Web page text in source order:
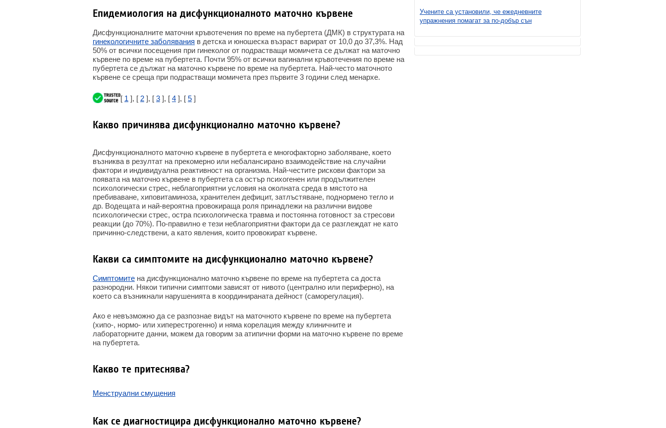
Учените са установили, че ежедневните
упражнения помагат за по-добър сън
Епидемиология на дисфункционалното маточно кървене
Дисфункционалните маточни кръвотечения по време на пубертета (ДМК) в структурата на
гинекологичните заболявания в детска и юношеска възраст варират от 10,0 до 37,3%. Над
50% от всички посещения при гинеколог от подрастващи момичета се дължат на маточно
кървене по време на пубертета. Почти 95% от всички вагинални кръвотечения по време на
пубертета се дължат на маточно кървене по време на пубертета. Най-често маточното
кървене се среща при подрастващи момичета през първите 3 години след менархе.
[ 1 ], [ 2 ], [ 3 ], [ 4 ], [ 5 ]
Какво причинява дисфункционално маточно кървене?
Дисфункционалното маточно кървене в пубертета е многофакторно заболяване, което
възниква в резултат на прекомерно или небалансирано взаимодействие на случайни
фактори и индивидуална реактивност на организма. Най-честите рискови фактори за
появата на маточно кървене в пубертета са остър психогенен или продължителен
психологически стрес, неблагоприятни условия на околната среда в мястото на
пребиваване, хиповитаминоза, хранителен дефицит, затлъстяване, поднормено тегло и
др. Водещата и най-вероятна провокираща роля принадлежи на различни видове
психологически стрес, остра психологическа травма и постоянна готовност за стресови
реакции (до 70%). По-правилно е тези неблагоприятни фактори да се разглеждат не като
причинно-следствени, а като явления, които провокират кървене.
Какви са симптомите на дисфункционално маточно кървене?
Симптомите на дисфункционално маточно кървене по време на пубертета са доста
разнородни. Някои типични симптоми зависят от нивото (централно или периферно), на
което са възникнали нарушенията в координираната дейност (саморегулация).
Ако е невъзможно да се разпознае видът на маточното кървене по време на пубертета
(хипо-, нормо- или хиперестрогенно) и няма корелация между клиничните и
лабораторните данни, можем да говорим за атипични форми на маточно кървене по време
на пубертета.
Какво те притеснява?
Менструални смущения
Как се диагностицира дисфункционално маточно кървене?